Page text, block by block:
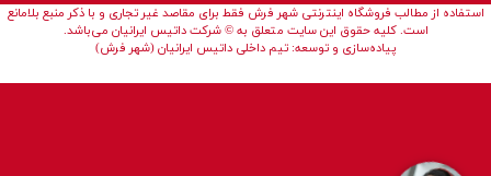
استفاده از مطالب فروشگاه اینترنتی شهر فرش فقط برای مقاصد غیر تجاری و با ذکر منبع بلامانع
است. کلیه حقوق این سایت متعلق به © شرکت داتیس ایرانیان می‌باشد.
پیاده‌سازی و توسعه: تیم داخلی داتیس ایرانیان (شهر فرش)